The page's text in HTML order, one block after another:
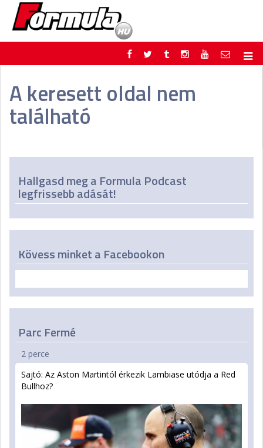
FORMULA
MOTOR
NEMZETKÖZI
RETRO
VERSENYNAPTÁRAK
A keresett oldal nem
található
Hallgasd meg a Formula Podcast
legfrissebb adását!
Kövess minket a Facebookon
Parc Fermé
2 perce
Sajtó: Az Aston Martintól érkezik Lambiase utódja a Red
Bullhoz?